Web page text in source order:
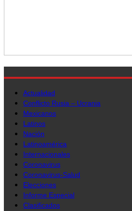
Actualidad
Conflicto Rusia – Ucrania
Mexicanos
Latinos
Nación
Latinoamérica
Internacionales
Coronavirus
Coronavirus-Salud
Elecciones
Informe Especial
Clasificados